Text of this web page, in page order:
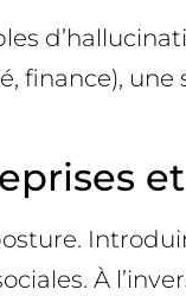
finance),
À